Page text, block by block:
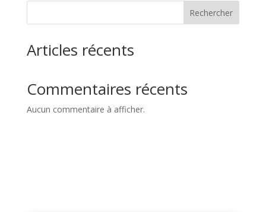
Rechercher
Articles récents
Commentaires récents
Aucun commentaire à afficher.